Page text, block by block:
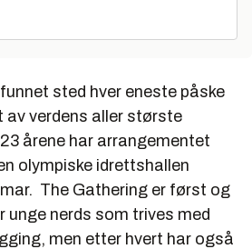
sted hver eneste påske
av verdens aller største
årene har arrangementet
olympiske idrettshallen
The Gathering er først og
unge nerds som trives med
men etter hvert har også